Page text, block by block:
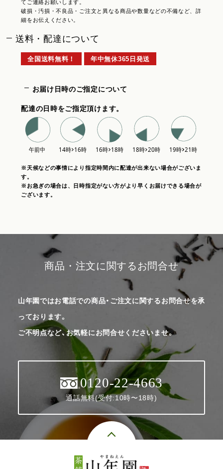
てご連絡お願いします。
破損・汚損・不良品・ご注文と異なる商品や数量などの不備など、詳
細をお伝えください。
送料・配達について
全国送料無料！ 年中無休365日発送
お届け日時のご指定について
配達の日時をご指定頂けます。
※天候などの事情により指定時間内に配達が出来ない場合がございま
す。
※お急ぎの場合は、日時指定がない方がより早くお届けできる場合が
ございます。
商品・注文に関するお問合せ
山年園ではお電話での商品・ご注文に関するお問合せを承
っております。
ご不明点など、お気軽にお問合せくださいませ。
0120-22-4663
通話無料(受付:10時〜18時)